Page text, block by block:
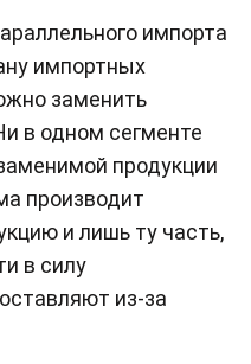
импорта
импортных
заменить
в одном сегменте
продукции
производит
и лишь ту часть,
в силу
из-за